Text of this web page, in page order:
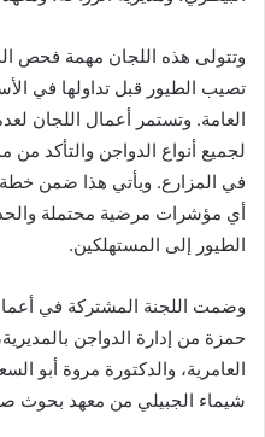
وتتولى هذه اللجان مهمة فحص
تصيب الطيور قبل تداولها في
العامة. وتستمر أعمال اللجان
لجميع أنواع الدواجن والتأكد
في المزارع. ويأتي هذا ضمن خطة
أي مؤشرات مرضية محتملة
الطيور إلى المستهلكين.
وضمت اللجنة المشتركة في
حمزة من إدارة الدواجن
العامرية، والدكتورة مروة أبو
شيماء الجبيلي من معهد بحوث